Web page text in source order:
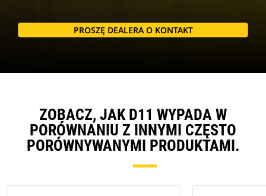
PROSZĘ DEALERA O KONTAKT
ZOBACZ, JAK D11 WYPADA W
PORÓWNANIU Z INNYMI CZĘSTO
PORÓWNYWANYMI PRODUKTAMI.